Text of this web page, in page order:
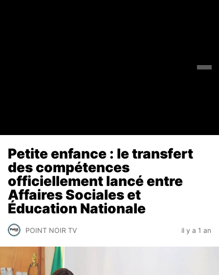
Petite enfance : le transfert
des compétences
officiellement lancé entre
Affaires Sociales et
Éducation Nationale
POINT NOIR TV il y a 1 an